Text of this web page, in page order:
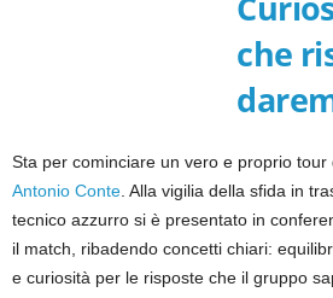
che
Sta per cominciare un vero e proprio
Antonio Conte . Alla vigilia della sfida in
tecnico azzurro si è presentato in
il match, ribadendo concetti chiari:
e curiosità per le risposte che il gruppo